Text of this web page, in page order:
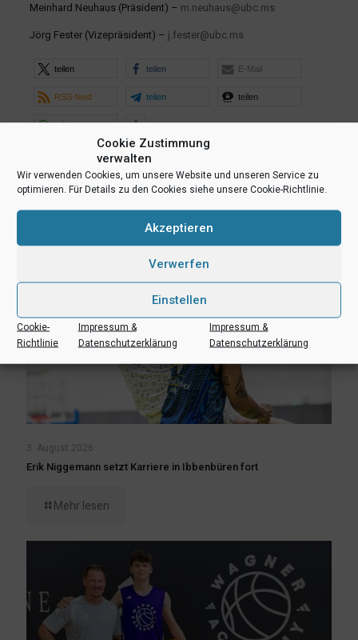
Cookie Zustimmung
verwalten
Wir verwenden Cookies, um unsere Website und unseren Service zu
optimieren. Für Details zu den Cookies siehe unsere Cookie-Richtlinie.
Akzeptieren
Verwerfen
Einstellen
Cookie-
Richtlinie
Impressum &
Datenschutzerklärung
Impressum &
Datenschutzerklärung
Meinhard Neuhaus (Präsident) – m.neuhaus@ubc.ms
Jörg Fester (Vizepräsident) – j.fester@ubc.ms
teilen teilen E-Mail
RSS-feed teilen teilen
teilen
Ähnliche Beiträge
3. August 2026
Erik Niggemann setzt Karriere in Ibbenbüren fort
Mehr lesen